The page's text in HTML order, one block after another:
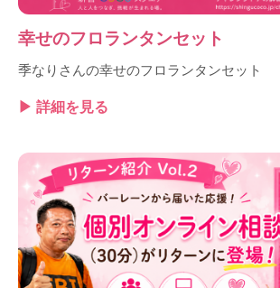
幸せのフロランタンセット
季なりさんの幸せのフロランタンセット
▶ 詳細を見る